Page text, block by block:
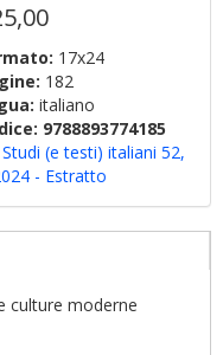
17x24
182
italiano
9788893774185
Studi (e testi) italiani 52,
- Estratto
culture moderne